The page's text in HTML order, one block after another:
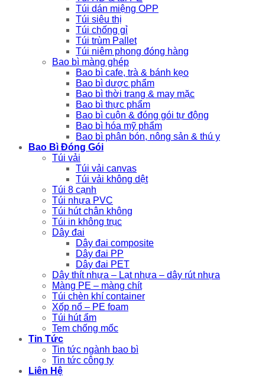
Túi dán miệng OPP
Túi siêu thị
Túi chống gỉ
Túi trùm Pallet
Túi niêm phong đóng hàng
Bao bì màng ghép
Bao bì cafe, trà & bánh kẹo
Bao bì dược phẩm
Bao bì thời trang & may mặc
Bao bì thực phẩm
Bao bì cuộn & đóng gói tự động
Bao bì hóa mỹ phẩm
Bao bì phân bón, nông sản & thú y
Bao Bì Đóng Gói
Túi vải
Túi vải canvas
Túi vải không dệt
Túi 8 cạnh
Túi nhựa PVC
Túi hút chân không
Túi in không trục
Dây đai
Dây đai composite
Dây đai PP
Dây đai PET
Dây thít nhựa – Lạt nhựa – dây rút nhựa
Màng PE – màng chít
Túi chèn khí container
Xốp nổ – PE foam
Túi hút ẩm
Tem chống mốc
Tin Tức
Tin tức ngành bao bì
Tin tức công ty
Liên Hệ